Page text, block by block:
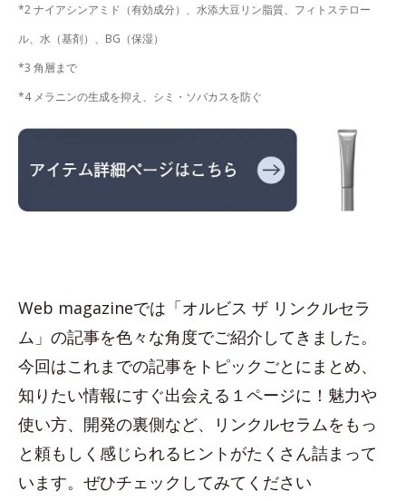
*2 ナイアシンアミド（有効成分）、水添大豆リン脂質、フィトステロー
ル、水（基剤）、BG（保湿）
*3 角層まで
*4 メラニンの生成を抑え、シミ・ソバカスを防ぐ
Web magazineでは「オルビス ザ リンクルセラ
ム」の記事を色々な角度でご紹介してきました。
今回はこれまでの記事をトピックごとにまとめ、
知りたい情報にすぐ出会える１ページに！魅力や
使い方、開発の裏側など、リンクルセラムをもっ
と頼もしく感じられるヒントがたくさん詰まって
います。ぜひチェックしてみてください